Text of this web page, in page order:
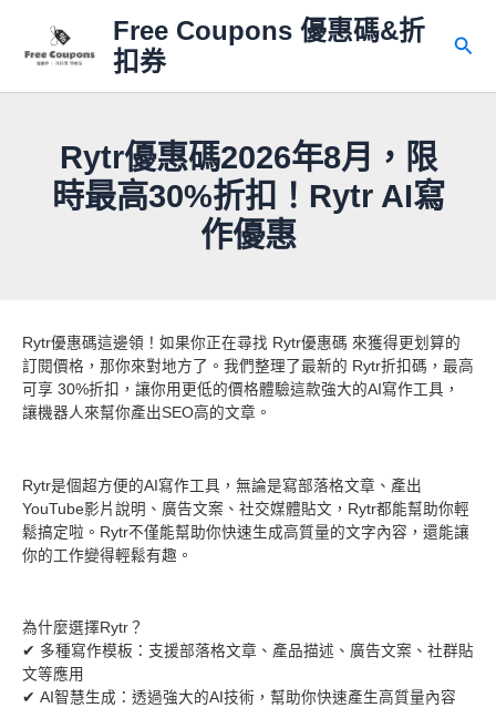
Free Coupons 優惠碼&折
扣券
搜
Rytr優惠碼2026年8月，限
時最高30%折扣！Rytr AI寫
作優惠
Rytr優惠碼這邊領！如果你正在尋找 Rytr優惠碼 來獲得更划算的
訂閱價格，那你來對地方了。我們整理了最新的 Rytr折扣碼，最高
可享 30%折扣，讓你用更低的價格體驗這款強大的AI寫作工具，
讓機器人來幫你產出SEO高的文章。
Rytr是個超方便的AI寫作工具，無論是寫部落格文章、產出
YouTube影片說明、廣告文案、社交媒體貼文，Rytr都能幫助你輕
鬆搞定啦。Rytr不僅能幫助你快速生成高質量的文字內容，還能讓
你的工作變得輕鬆有趣。
為什麼選擇Rytr？
✔ 多種寫作模板：支援部落格文章、產品描述、廣告文案、社群貼
文等應用
✔ AI智慧生成：透過強大的AI技術，幫助你快速產生高質量內容